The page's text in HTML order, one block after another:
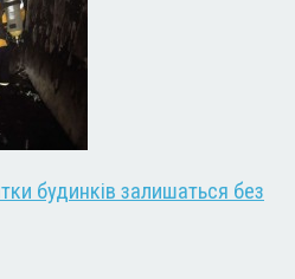
будинків залишаться без